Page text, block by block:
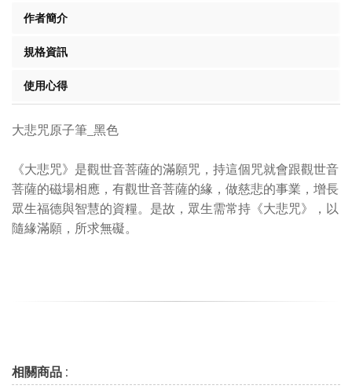
作者簡介
規格資訊
使用心得
大悲咒原子筆_黑色
《大悲咒》是觀世音菩薩的滿願咒，持這個咒就會跟觀世音
菩薩的磁場相應，有觀世音菩薩的緣，做慈悲的事業，增長
眾生福德與智慧的資糧。是故，眾生需常持《大悲咒》，以
隨緣滿願，所求無礙。
相關商品 :